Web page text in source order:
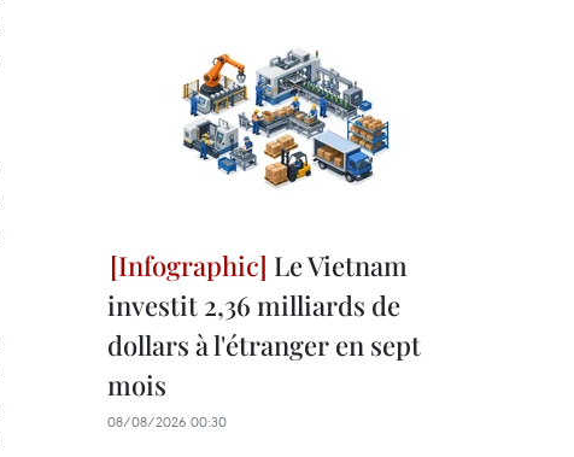
Le Vietnam
investit 2,36 milliards de
dollars à l'étranger en sept
mois
08/08/2026 00:30